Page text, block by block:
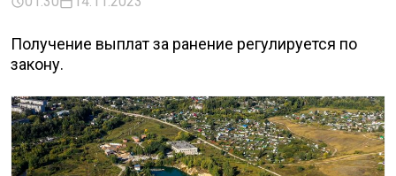
Получение выплат за ранение регулируется по
закону.